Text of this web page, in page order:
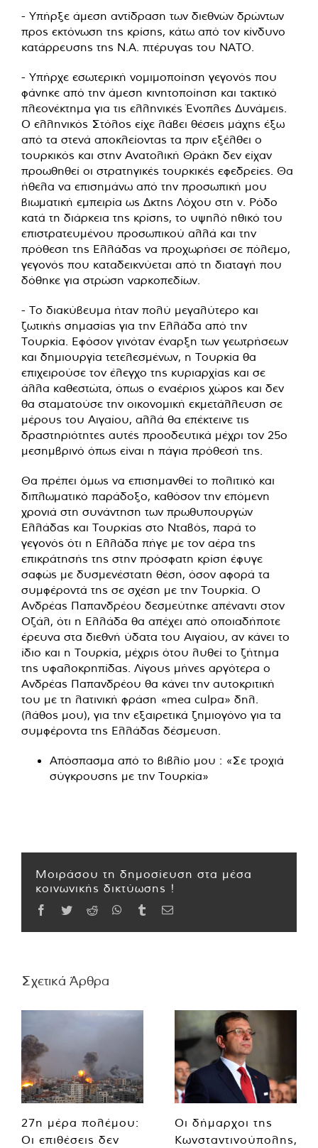
- Υπήρξε άμεση αντίδραση των διεθνών δρώντων
προς εκτόνωση της κρίσης, κάτω από τον κίνδυνο
κατάρρευσης της Ν.Α. πτέρυγας του ΝΑΤΟ.
- Υπήρχε εσωτερική νομιμοποίηση γεγονός που
φάνηκε από την άμεση κινητοποίηση και τακτικό
πλεονέκτημα για τις ελληνικές Ένοπλες Δυνάμεις.
Ο ελληνικός Στόλος είχε λάβει θέσεις μάχης έξω
από τα στενά αποκλείοντας τα πριν εξέλθει ο
τουρκικός και στην Ανατολική Θράκη δεν είχαν
προωθηθεί οι στρατηγικές τουρκικές εφεδρείες. Θα
ήθελα να επισημάνω από την προσωπική μου
βιωματική εμπειρία ως Δκτης Λόχου στη ν. Ρόδο
κατά τη διάρκεια της κρίσης, το υψηλό ηθικό του
επιστρατευμένου προσωπικού αλλά και την
πρόθεση της Ελλάδας να προχωρήσει σε πόλεμο,
γεγονός που καταδεικνύεται από τη διαταγή που
δόθηκε για στρώση ναρκοπεδίων.
- Το διακύβευμα ήταν πολύ μεγαλύτερο και
ζωτικής σημασίας για την Ελλάδα από την
Τουρκία. Εφόσον γινόταν έναρξη των γεωτρήσεων
και δημιουργία τετελεσμένων, η Τουρκία θα
επιχειρούσε τον έλεγχο της κυριαρχίας και σε
άλλα καθεστώτα, όπως ο εναέριος χώρος και δεν
θα σταματούσε την οικονομική εκμετάλλευση σε
μέρους του Αιγαίου, αλλά θα επέκτεινε τις
δραστηριότητες αυτές προοδευτικά μέχρι τον 25ο
μεσημβρινό όπως είναι η πάγια πρόθεσή της.
Θα πρέπει όμως να επισημανθεί το πολιτικό και
διπλωματικό παράδοξο, καθόσον την επόμενη
χρονιά στη συνάντηση των πρωθυπουργών
Ελλάδας και Τουρκίας στο Νταβός, παρά το
γεγονός ότι η Ελλάδα πήγε με τον αέρα της
επικράτησής της στην πρόσφατη κρίση έφυγε
σαφώς με δυσμενέστατη θέση, όσον αφορά τα
συμφέροντά της σε σχέση με την Τουρκία. Ο
Ανδρέας Παπανδρέου δεσμεύτηκε απέναντι στον
Οζάλ, ότι η Ελλάδα θα απέχει από οποιαδήποτε
έρευνα στα διεθνή ύδατα του Αιγαίου, αν κάνει το
ίδιο και η Τουρκία, μέχρις ότου λυθεί το ζήτημα
της υφαλοκρηπίδας. Λίγους μήνες αργότερα ο
Ανδρέας Παπανδρέου θα κάνει την αυτοκριτική
του με τη λατινική φράση «mea culpa» δηλ.
(λάθος μου), για την εξαιρετικά ζημιογόνο για τα
συμφέροντα της Ελλάδας δέσμευση.
Απόσπασμα από το βιβλίο μου : «Σε τροχιά
σύγκρουσης με την Τουρκία»
Μοιράσου τη δημοσίευση στα μέσα
κοινωνικής δικτύωσης !
Facebook
TwitterReddit WhatsApp
TumblrEmail
Σχετικά Άρθρα
27η μέρα πολέμου:
Οι επιθέσεις δεν
Οι δήμαρχοι της
Κωνσταντινούπολης,